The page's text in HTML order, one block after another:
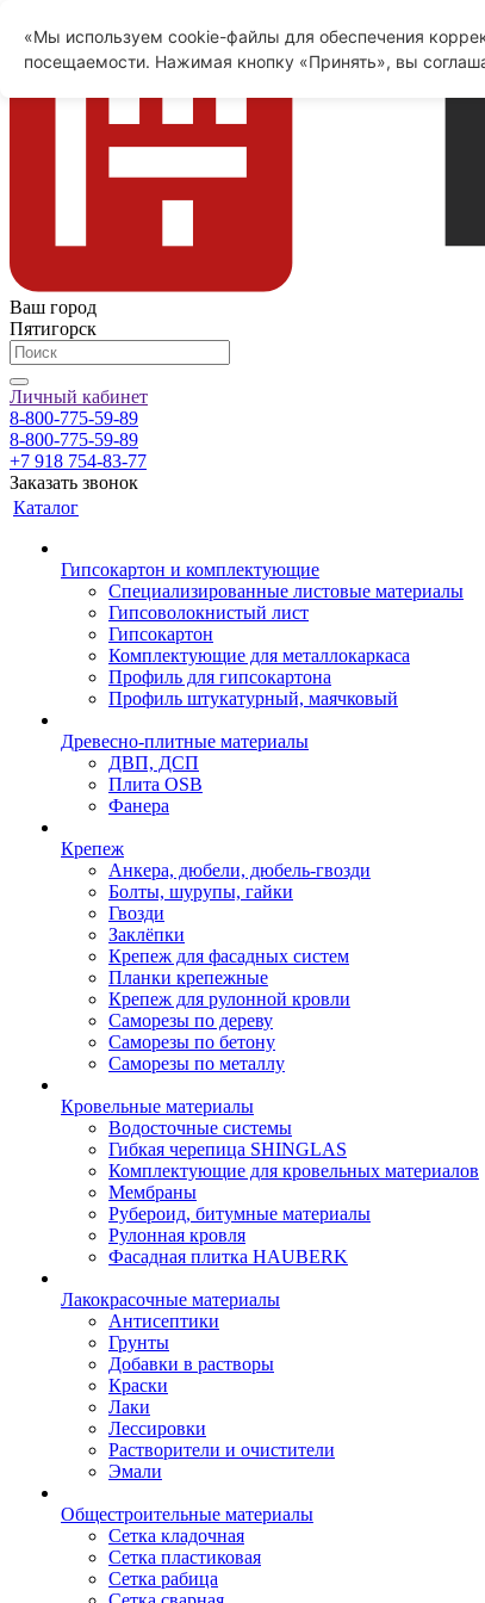
Ваш город
Пятигорск
Личный кабинет
8-800-775-59-89
8-800-775-59-89
+7 918 754-83-77
Заказать звонок
Каталог
Гипсокартон и комплектующие
Специализированные листовые материалы
Гипсоволокнистый лист
Гипсокартон
Комплектующие для металлокаркаса
Профиль для гипсокартона
Профиль штукатурный, маячковый
Древесно-плитные материалы
ДВП, ДСП
Плита OSB
Фанера
Крепеж
Анкера, дюбели, дюбель-гвозди
Болты, шурупы, гайки
Гвозди
Заклёпки
Крепеж для фасадных систем
Планки крепежные
Крепеж для рулонной кровли
Саморезы по дереву
Саморезы по бетону
Саморезы по металлу
Кровельные материалы
Водосточные системы
Гибкая черепица SHINGLAS
Комплектующие для кровельных материалов
Мембраны
Рубероид, битумные материалы
Рулонная кровля
Фасадная плитка HAUBERK
Лакокрасочные материалы
Антисептики
Грунты
Добавки в растворы
Краски
Лаки
Лессировки
Растворители и очистители
Эмали
Общестроительные материалы
Сетка кладочная
Сетка пластиковая
Сетка рабица
«Мы используем cookie-файлы для обеспечения
посещаемости. Нажимая кнопку «Принять», вы